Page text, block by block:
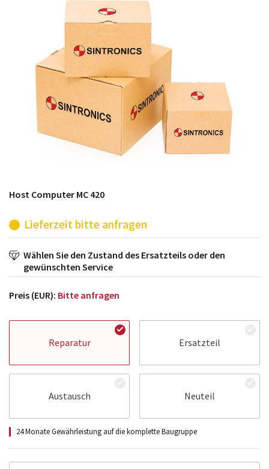
möglich. SINTRONICS ist dann ihr Partner, der
entweder die alten Baugruppen technisch hochwertig
repariert oder ihnen die abgekündigten Baugruppen
aus dem eigenen Lager ersetzt.
Host Computer MC 420
Lieferzeit bitte anfragen
Wählen Sie den Zustand des Ersatzteils oder den
gewünschten Service
Preis (EUR): Bitte anfragen
Reparatur Ersatzteil
Austausch Neuteil
24 Monate Gewährleistung auf die komplette Baugruppe